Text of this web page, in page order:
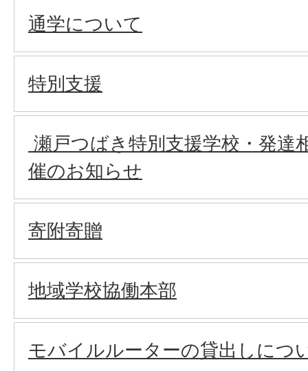
通学について
特別支援
瀬戸つばき特別支援学校・発達
催のお知らせ
寄附寄贈
地域学校協働本部
モバイルルーターの貸出しにつ